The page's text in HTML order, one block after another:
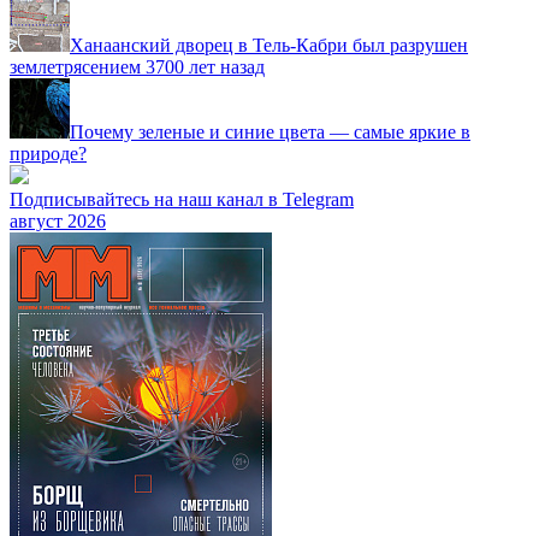
Ханаанский дворец в Тель-Кабри был разрушен
землетрясением 3700 лет назад
Почему зеленые и синие цвета — самые яркие в
природе?
Подписывайтесь на наш канал в Telegram
август 2026